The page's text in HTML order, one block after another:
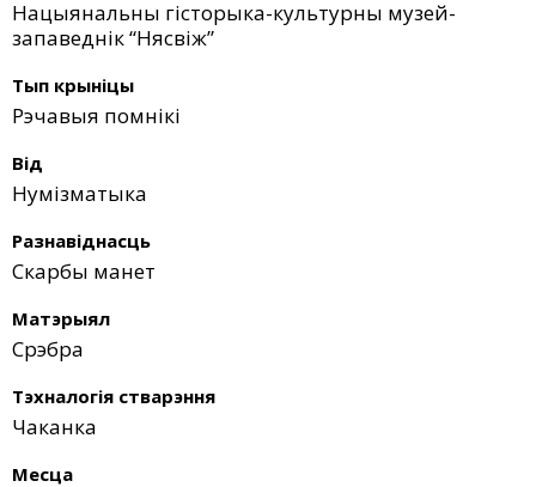
Нацыянальны гісторыка-культурны музей-
запаведнік “Нясвіж”
Тып крыніцы
Рэчавыя помнікі
Від
Нумізматыка
Разнавіднасць
Скарбы манет
Матэрыял
Срэбра
Тэхналогія стварэння
Чаканка
Месца